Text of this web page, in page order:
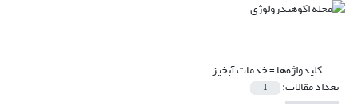
کلیدواژه‌ها =خدمات آبخیز
تعداد مقالات: 1